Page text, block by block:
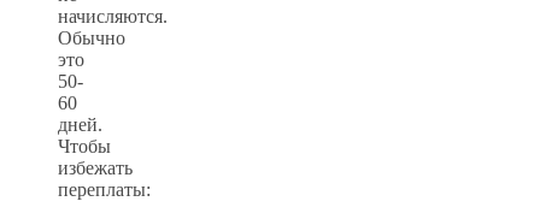
начисляются.
Обычно
это
50-
60
дней.
Чтобы
избежать
переплаты: